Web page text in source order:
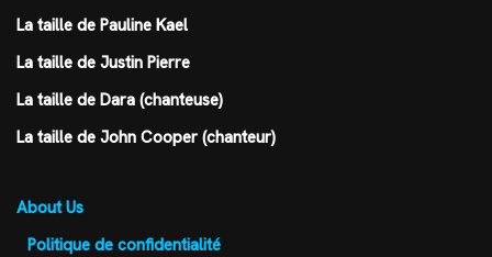
La taille de Pauline Kael
La taille de Justin Pierre
La taille de Dara (chanteuse)
La taille de John Cooper (chanteur)
About Us
Politique de confidentialité